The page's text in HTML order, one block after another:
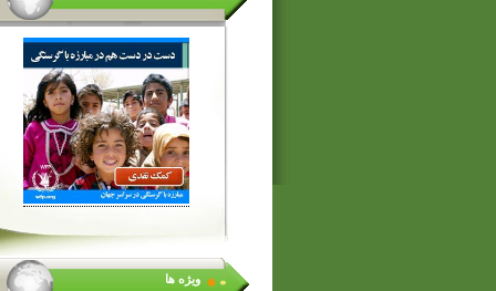
ویژه ها